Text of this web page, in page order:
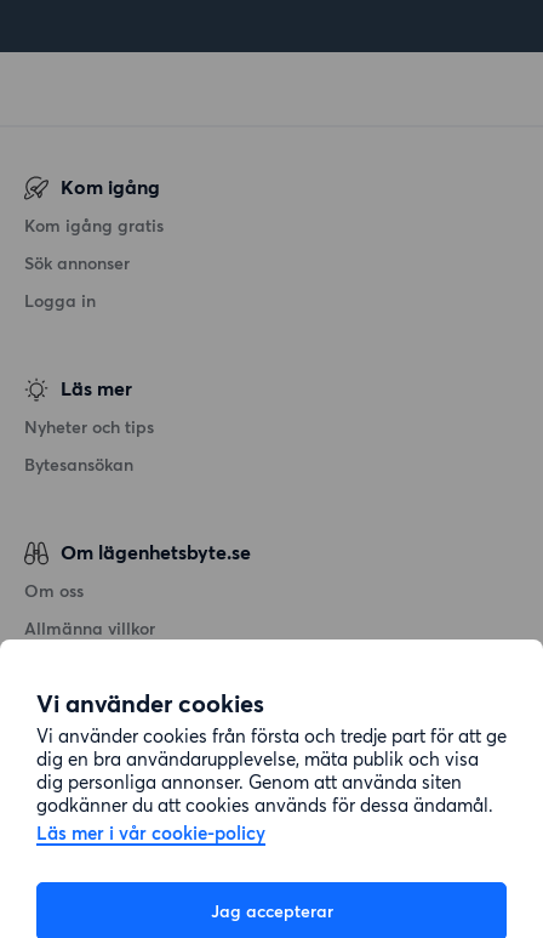
Vi använder cookies
Vi använder cookies från första och tredje part för att ge
dig en bra användarupplevelse, mäta publik och visa
dig personliga annonser. Genom att använda siten
godkänner du att cookies används för dessa ändamål.
Läs mer i vår cookie-policy
Jag accepterar
Kom igång
Kom igång gratis
Sök annonser
Logga in
Läs mer
Nyheter och tips
Bytesansökan
Om lägenhetsbyte.se
Om oss
Allmänna villkor
Cookiepolicy
Sitemap
Kundtjänst